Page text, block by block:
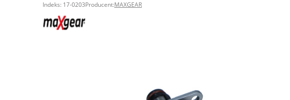
Indeks: 17-0203Producent:MAXGEAR